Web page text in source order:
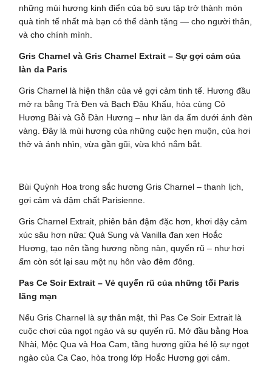
những mùi hương kinh điển của bộ sưu tập trở thành món
quà tinh tế nhất mà bạn có thể dành tặng — cho người thân,
và cho chính mình.
Gris Charnel và Gris Charnel Extrait – Sự gợi cảm của
làn da Paris
Gris Charnel là hiện thân của vẻ gợi cảm tinh tế. Hương đầu
mở ra bằng Trà Đen và Bạch Đậu Khấu, hòa cùng Cỏ
Hương Bài và Gỗ Đàn Hương – như làn da ấm dưới ánh đèn
vàng. Đây là mùi hương của những cuộc hẹn muộn, của hơi
thở và ánh nhìn, vừa gần gũi, vừa khó nắm bắt.
Bùi Quỳnh Hoa trong sắc hương Gris Charnel – thanh lịch,
gợi cảm và đậm chất Parisienne.
Gris Charnel Extrait, phiên bản đậm đặc hơn, khơi dậy cảm
xúc sâu hơn nữa: Quả Sung và Vanilla đan xen Hoắc
Hương, tạo nên tầng hương nồng nàn, quyến rũ – như hơi
ấm còn sót lại sau một nụ hôn vào đêm đông.
Pas Ce Soir Extrait – Vẻ quyến rũ của những tối Paris
lãng mạn
Nếu Gris Charnel là sự thân mật, thì Pas Ce Soir Extrait là
cuộc chơi của ngọt ngào và sự quyến rũ. Mở đầu bằng Hoa
Nhài, Mộc Qua và Hoa Cam, tầng hương giữa hé lộ sự ngọt
ngào của Ca Cao, hòa trong lớp Hoắc Hương gợi cảm.